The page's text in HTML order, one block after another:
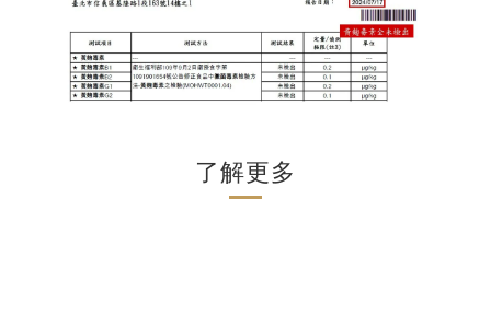
了解更多